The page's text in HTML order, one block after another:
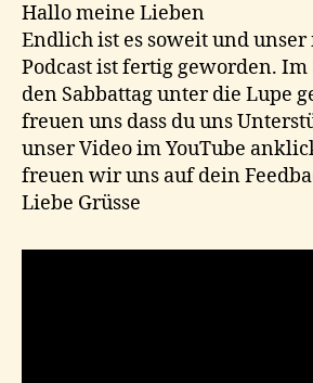
Hallo meine Lieben
Endlich ist es soweit und
Podcast ist fertig geworden.
den Sabbattag unter die Lupe
freuen uns dass du uns
unser Video im YouTube
freuen wir uns auf dein
Liebe Grüsse